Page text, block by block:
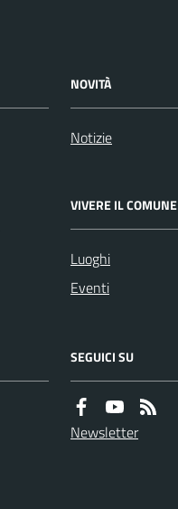
NOVITÀ
Notizie
VIVERE IL COMUNE
Luoghi
Eventi
SEGUICI SU
Newsletter